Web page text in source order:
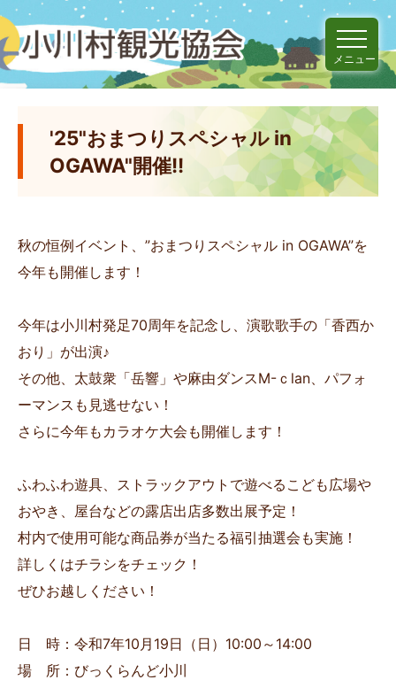
メニュー
'25"おまつりスペシャル in
OGAWA"開催!!
秋の恒例イベント、”おまつりスペシャル in OGAWA”を
今年も開催します！
今年は小川村発足70周年を記念し、演歌歌手の「香西か
おり」が出演♪
その他、太鼓衆「岳響」や麻由ダンスM-ｃlan、パフォ
ーマンスも見逃せない！
さらに今年もカラオケ大会も開催します！
ふわふわ遊具、ストラックアウトで遊べるこども広場や
おやき、屋台などの露店出店多数出展予定！
村内で使用可能な商品券が当たる福引抽選会も実施！
詳しくはチラシをチェック！
ぜひお越しください！
日 時：令和7年10月19日（日）10:00～14:00
場 所：びっくらんど小川